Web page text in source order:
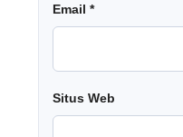
Email *
Situs Web